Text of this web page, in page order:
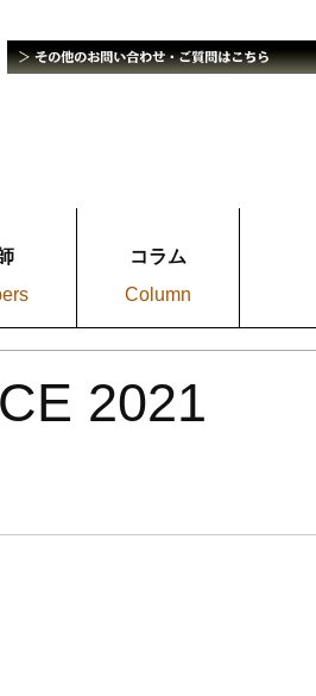
コラム
Column
2021